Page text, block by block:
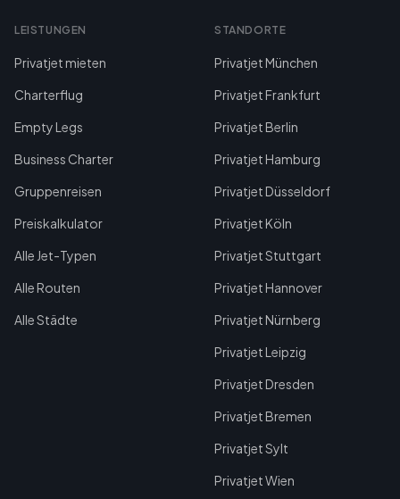
LEISTUNGEN
Privatjet mieten
Charterflug
Empty Legs
Business Charter
Gruppenreisen
Preiskalkulator
Alle Jet-Typen
Alle Routen
Alle Städte
STANDORTE
Privatjet München
Privatjet Frankfurt
Privatjet Berlin
Privatjet Hamburg
Privatjet Düsseldorf
Privatjet Köln
Privatjet Stuttgart
Privatjet Hannover
Privatjet Nürnberg
Privatjet Leipzig
Privatjet Dresden
Privatjet Bremen
Privatjet Sylt
Privatjet Wien